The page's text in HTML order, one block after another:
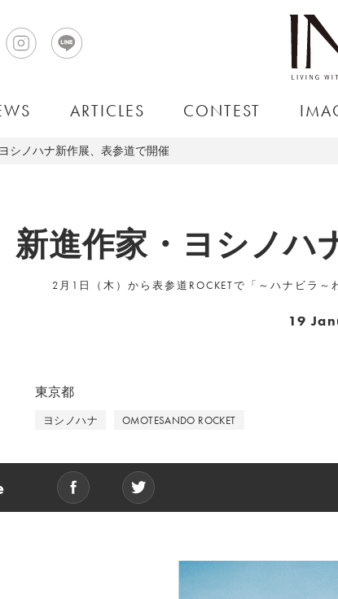
ARTICLES CONTEST
シノハナ新作展、表参道で開催
新進作家・ヨシノハ
2月1日（木）から表参道ROCKETで「～ハナビラ
19
東京都
ヨシノハナ OMOTESANDO ROCKET